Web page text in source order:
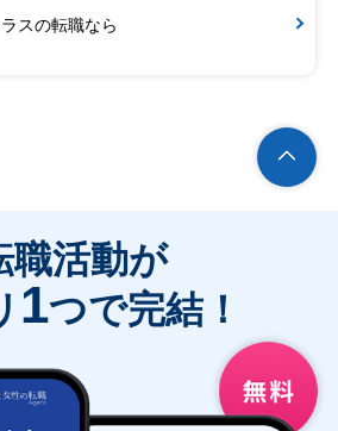
スの転職なら
職活動が
1つで完結！